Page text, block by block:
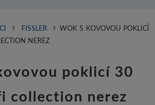
FISSLER
WOK S KOVOVOU POKLICÍ
NEREZ
poklicí 30
collection nerez